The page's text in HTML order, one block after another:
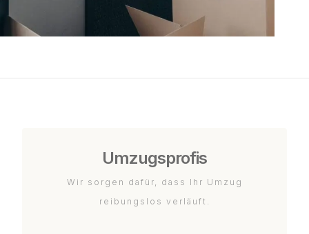
Umzugsprofis
Wir sorgen dafür, dass Ihr Umzug
reibungslos verläuft.